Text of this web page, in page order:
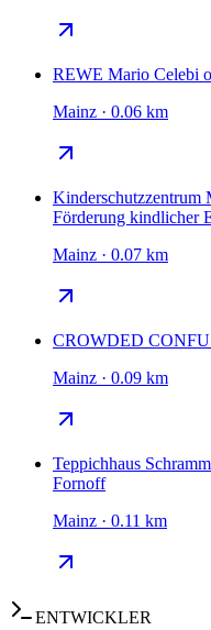
REWE Mario Celebi
Mainz · 0.06 km
Kinderschutzzentrum
Förderung kindlicher
Mainz · 0.07 km
CROWDED
Mainz · 0.09 km
Teppichhaus
Fornoff
Mainz · 0.11 km
ENTWICKLER